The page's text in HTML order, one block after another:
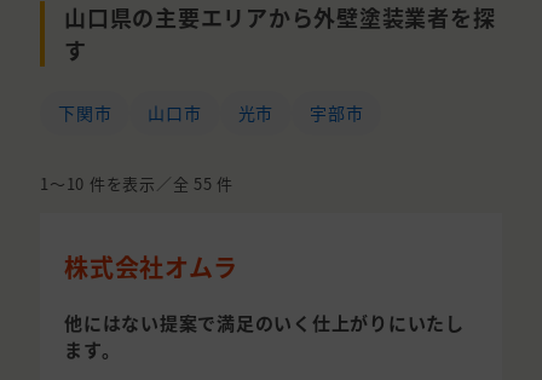
山口県の主要エリアから外壁塗装業者を探
す
下関市 山口市 光市 宇部市
1〜10 件を表示／全 55 件
株式会社オムラ
他にはない提案で満足のいく仕上がりにいたし
ます。